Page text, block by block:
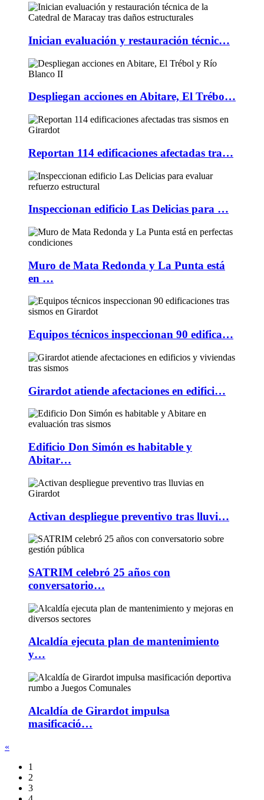
Inician evaluación y restauración técnic…
Despliegan acciones en Abitare, El Trébo…
Reportan 114 edificaciones afectadas tra…
Inspeccionan edificio Las Delicias para …
Muro de Mata Redonda y La Punta está
en …
Equipos técnicos inspeccionan 90 edifica…
Girardot atiende afectaciones en edifici…
Edificio Don Simón es habitable y
Abitar…
Activan despliegue preventivo tras lluvi…
SATRIM celebró 25 años con
conversatorio…
Alcaldía ejecuta plan de mantenimiento
y…
Alcaldía de Girardot impulsa
masificació…
«
1
2
3